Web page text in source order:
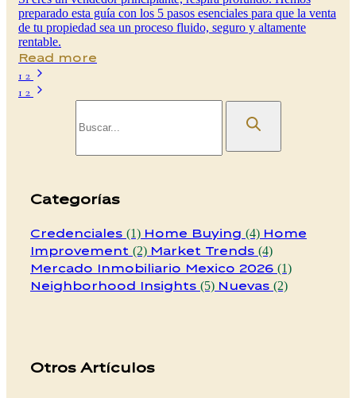
preparado esta guía con los 5 pasos esenciales para que la venta
de tu propiedad sea un proceso fluido, seguro y altamente
rentable.
Read more
1 2
1 2
Categorías
Credenciales (1) Home Buying (4) Home
Improvement (2) Market Trends (4)
Mercado Inmobiliario Mexico 2026 (1)
Neighborhood Insights (5) Nuevas (2)
Otros Artículos